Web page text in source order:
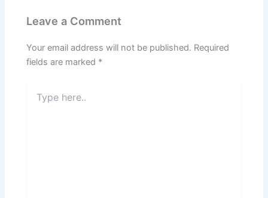
Leave a Comment
Your email address will not be published. Required
fields are marked *
here..